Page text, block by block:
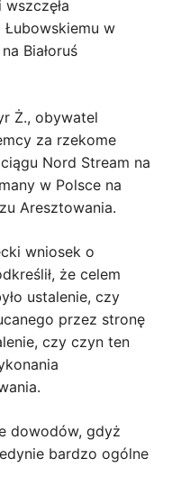
wszczęła
w
Białoruś
Ż., obywatel
za rzekome
Nord Stream na
w Polsce na
Aresztowania.
wniosek o
że celem
ustalenie, czy
przez stronę
czy czyn ten
dowodów, gdyż
bardzo ogólne